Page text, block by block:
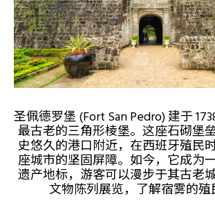
圣佩德罗堡 (Fort San Pedro) 建于
最古老的三角形棱堡。这座石砌堡
史悠久的港口附近，在西班牙殖民
座城市的坚固屏障。如今，它成为
遗产地标，游客可以漫步于其古老
文物陈列展览，了解宿雾的殖